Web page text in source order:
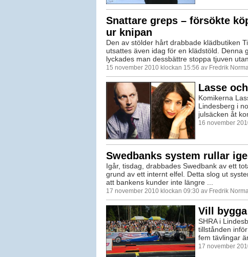
Snattare greps – försökte
ur knipan
Den av stölder hårt drabbade klädbutiken
utsattes även idag för en klädstöld. Denna
lyckades man dessbättre stoppa tjuven
15 november 2010 klockan 15:56 av Fredrik
Lasse
Komikerna
Lindesberg i
julsäcken åt
16 november
Swedbanks system rullar
Igår, tisdag, drabbades Swedbank av ett
grund av ett internt elfel. Detta slog ut
att bankens kunder inte längre ...
17 november 2010 klockan 09:30 av Fredrik
Vill
SHRA i
tillstånden
fem tävlingar
17 november